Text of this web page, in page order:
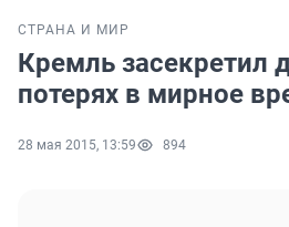
СТРАНА И МИР
Кремль засекретил
потерях в мирное
28 мая 2015, 13:59 894